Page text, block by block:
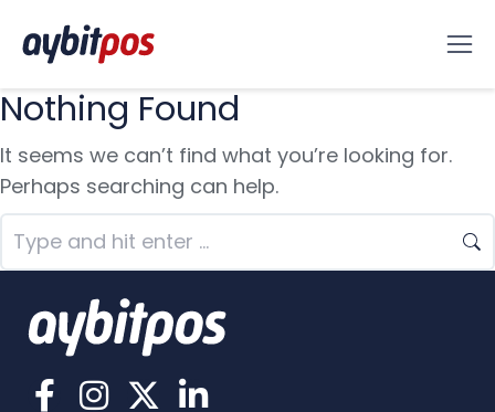
Nothing Found
It seems we can’t find what you’re looking for.
Perhaps searching can help.